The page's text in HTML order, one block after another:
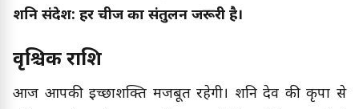
शनि संदेश: हर चीज का संतुलन जरूरी है।
वृश्चिक राशि
आज आपकी इच्छाशक्ति मजबूत रहेगी। शनि देव की कृपा से